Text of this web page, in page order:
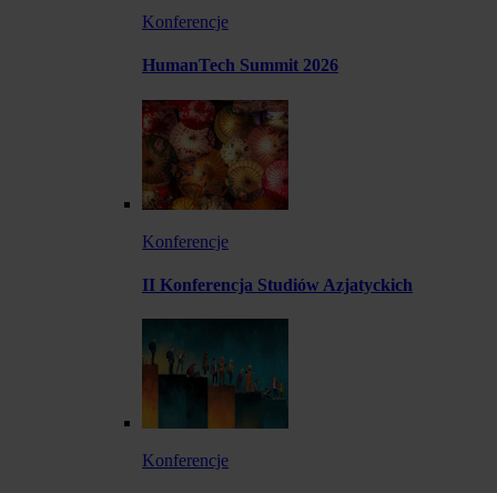
Konferencje
HumanTech Summit 2026
Konferencje
II Konferencja Studiów Azjatyckich
Konferencje